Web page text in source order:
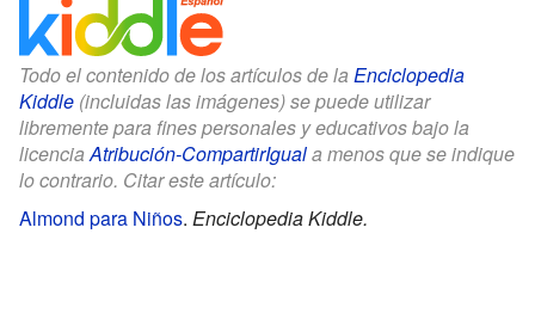
Todo el contenido de los artículos de la Enciclopedia
Kiddle (incluidas las imágenes) se puede utilizar
libremente para fines personales y educativos bajo la
licenciaAtribución-CompartirIguala menos que se indique
lo contrario. Citar este artículo:
Almond para Niños. Enciclopedia Kiddle.